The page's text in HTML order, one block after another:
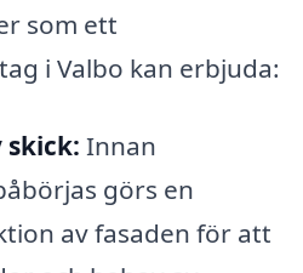
som ett
i Valbo kan erbjuda:
skick: Innan
görs en
av fasaden för att